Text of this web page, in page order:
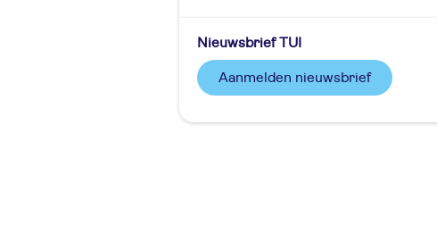
Nieuwsbrief TUI
aanmelden nieuwsbrief